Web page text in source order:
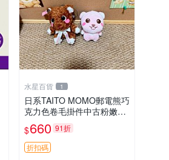
水星百貨 1
日系TAITO MOMO郵電熊巧
克力色卷毛掛件中古粉嫩玩
偶微瑕推薦 postpet momo
郵電熊 中古玩偶
$660 91折
折扣碼